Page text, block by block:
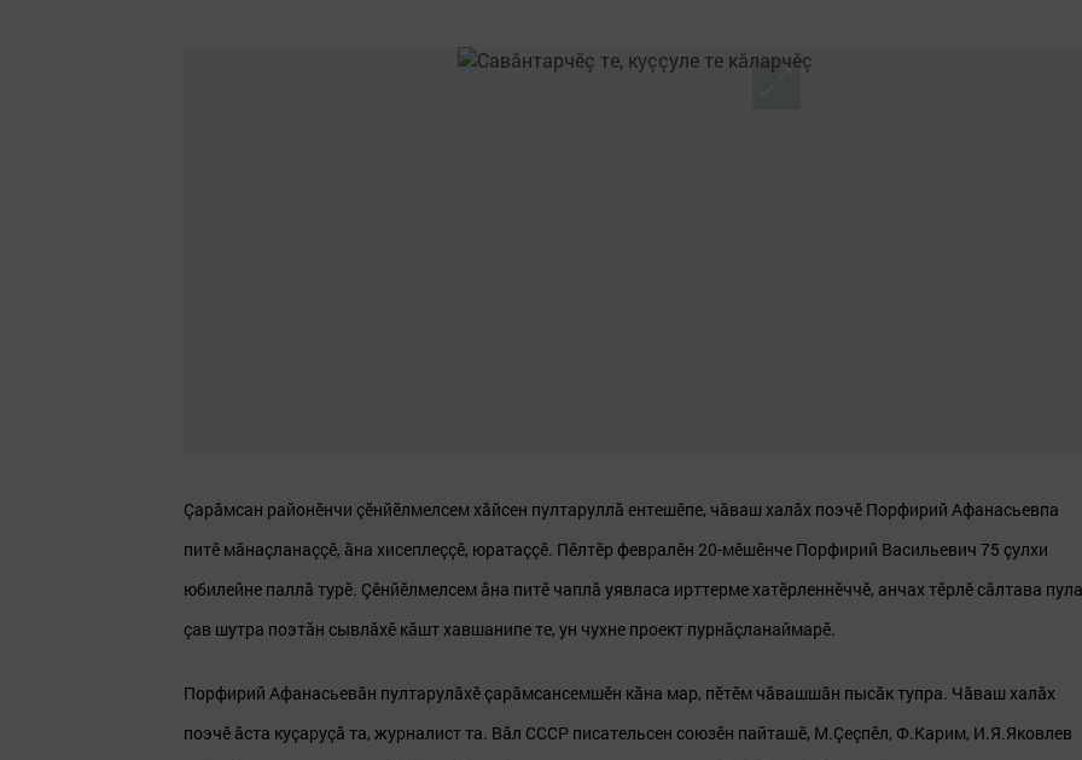
Çарăмсан районӗнчи çӗнйӗлмелсем хăйсен пултаруллă ентешӗпе, чăваш халăх поэчӗ Порфирий Афанасьевпа
питӗ мăнаçланаççӗ, ăна хисеплеççӗ, юратаççӗ. Пӗлтӗр февралӗн 20-мӗшӗнче Порфирий Васильевич 75 çулхи
юбилейне паллă турӗ. Çӗнйӗлмелсем ăна питӗ чаплă уявласа ирттерме хатӗрленнӗччӗ, анчах тӗрлӗ сăлтава
çав шутра поэтăн сывлăхӗ кăшт хавшанипе те, ун чухне проект пурнăçланаймарӗ.
Порфирий Афанасьевăн пултарулăхӗ çарăмсансемшӗн кăна мар, пӗтӗм чăвашшăн пысăк тупра. Чăваш халăх
поэчӗ ăста куçаруçă та, журналист та. Вăл СССР писательсен союзӗн пайташӗ, М.Çеçпӗл, Ф.Карим, И.Я.Яковлев